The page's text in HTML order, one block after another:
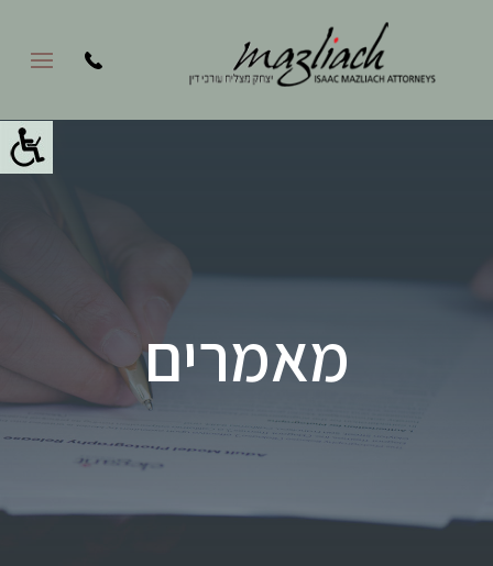
מאמרים